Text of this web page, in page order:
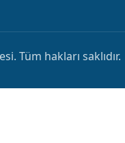
Tüm hakları saklıdır.